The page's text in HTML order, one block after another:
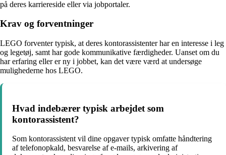
på deres karriereside eller via jobportaler.
Krav og forventninger
LEGO forventer typisk, at deres kontorassistenter har en interesse i leg
og legetøj, samt har gode kommunikative færdigheder. Uanset om du
har erfaring eller er ny i jobbet, kan det være værd at undersøge
mulighederne hos LEGO.
Hvad indebærer typisk arbejdet som
kontorassistent?
Som kontorassistent vil dine opgaver typisk omfatte håndtering
af telefonopkald, besvarelse af e-mails, arkivering af